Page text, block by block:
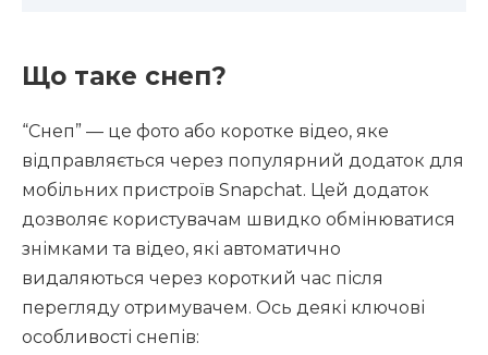
Що таке снеп?
“Снеп” — це фото або коротке відео, яке
відправляється через популярний додаток для
мобільних пристроїв Snapchat. Цей додаток
дозволяє користувачам швидко обмінюватися
знімками та відео, які автоматично
видаляються через короткий час після
перегляду отримувачем. Ось деякі ключові
особливості снепів: